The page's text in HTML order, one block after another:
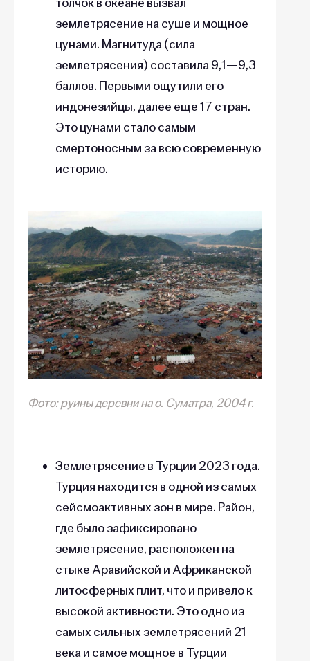
землетрясение на суше и мощное
цунами. Магнитуда (сила
землетрясения) составила 9,1—9,3
баллов. Первыми ощутили его
индонезийцы, далее еще 17 стран.
Это цунами стало самым
смертоносным за всю современную
историю.
Фото: руины деревни на о. Суматра, 2004 г.
Землетрясение в Турции 2023 года.
Турция находится в одной из самых
сейсмоактивных зон в мире. Район,
где было зафиксировано
землетрясение, расположен на
стыке Аравийской и Африканской
литосферных плит, что и привело к
высокой активности. Это одно из
самых сильных землетрясений 21
века и самое мощное в Турции